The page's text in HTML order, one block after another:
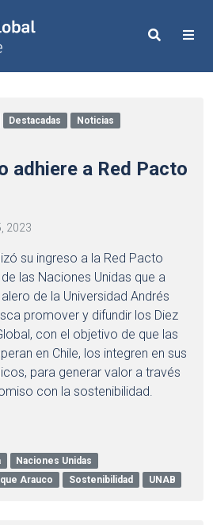
Search
Destacadas
Noticias
adhiere a Red Pacto
2023
su ingreso a la Red Pacto
las Naciones Unidas que a
de la Universidad Andrés
promover y difundir los Diez
con el objetivo de que las
en Chile, los integren en sus
para generar valor a través
con la sostenibilidad.
Naciones Unidas
Arauco Sostenibilidad UNAB